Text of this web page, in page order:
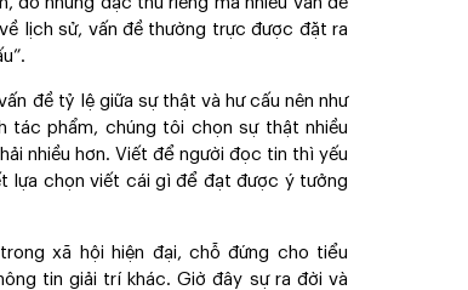
lịch sử, vấn đề thường trực được đặt ra
đề tỷ lệ giữa sự thật và hư cấu nên như
tác phẩm, chúng tôi chọn sự thật nhiều
nhiều hơn. Viết để người đọc tin thì yếu
lựa chọn viết cái gì để đạt được ý tưởng
xã hội hiện đại, chỗ đứng cho tiểu
tin giải trí khác. Giờ đây sự ra đời và